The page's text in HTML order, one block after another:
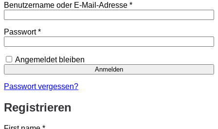
Benutzername oder E-Mail-Adresse *Erforderlich
Passwort*Erforderlich
Angemeldet bleiben
Anmelden
Passwort vergessen?
Registrieren